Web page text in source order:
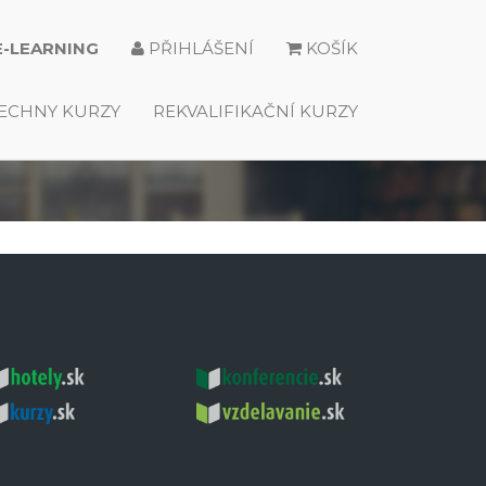
KOŠÍK
PŘIHLÁŠENÍ
LEARNING
REKVALIFIKAČNÍ KURZY
KURZY